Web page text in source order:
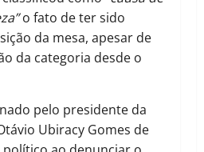
o fato de ter sido
da mesa, apesar de
da categoria desde o
pelo presidente da
Ubiracy Gomes de